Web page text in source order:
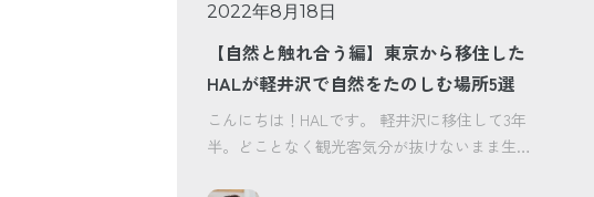
2022年8月18日
【自然と触れ合う編】東京から移住した
HALが軽井沢で自然をたのしむ場所5選
こんにちは！HALです。 軽井沢に移住して3年
半。どことなく観光客気分が抜けないまま生活